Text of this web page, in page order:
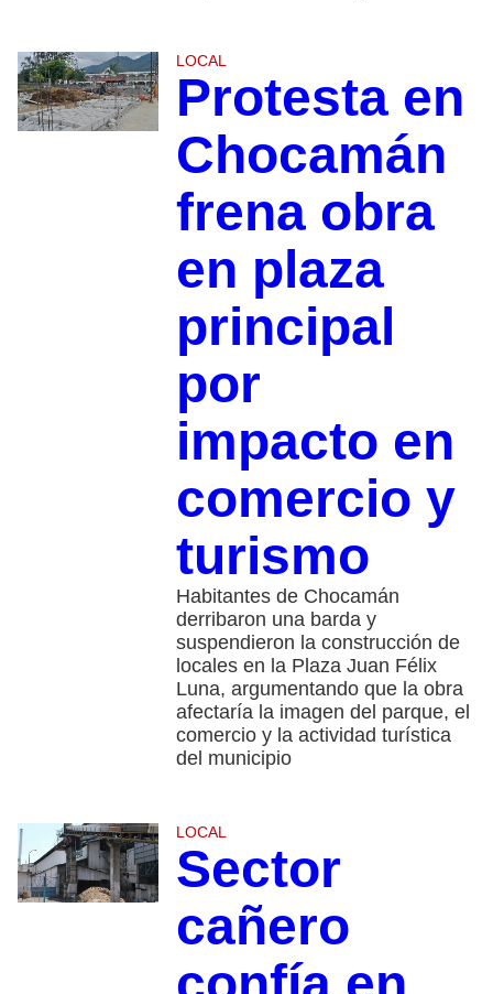
LOCAL
Protesta en
Chocamán
frena obra
en plaza
principal
por
impacto en
comercio y
turismo
Habitantes de Chocamán
derribaron una barda y
suspendieron la construcción de
locales en la Plaza Juan Félix
Luna, argumentando que la obra
afectaría la imagen del parque, el
comercio y la actividad turística
del municipio
LOCAL
Sector
cañero